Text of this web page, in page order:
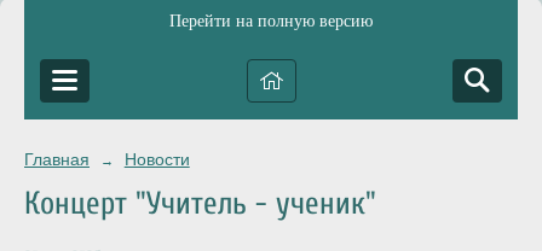
Перейти на полную версию
Главная → Новости
Концерт "Учитель - ученик"